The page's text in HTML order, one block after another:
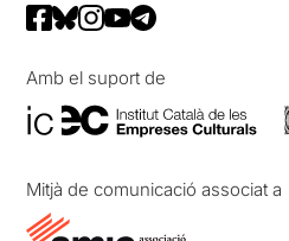
Amb el suport de
Mitjà de comunicació associat a